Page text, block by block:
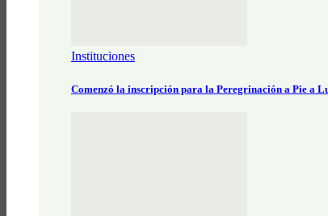
Instituciones
Comenzó la inscripción para la Peregrinación a Pie a